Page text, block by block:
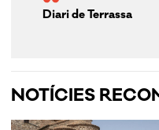
Diari de Terrassa
NOTÍCIES